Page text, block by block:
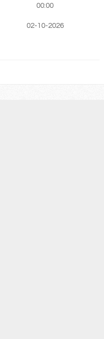
00:00
02-10-2026